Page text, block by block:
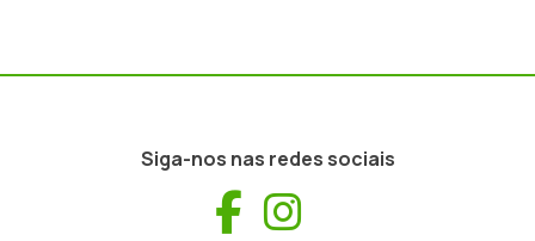
Siga-nos nas redes sociais
Facebook